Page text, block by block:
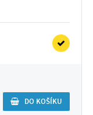
DO KOŠÍKU